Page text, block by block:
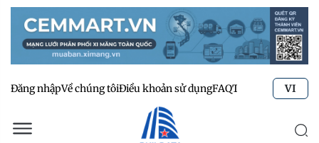
Đăng nhậpVề chúng tôiĐiều khoản sử dụngFAQTư vấn kỹ thuật
VI